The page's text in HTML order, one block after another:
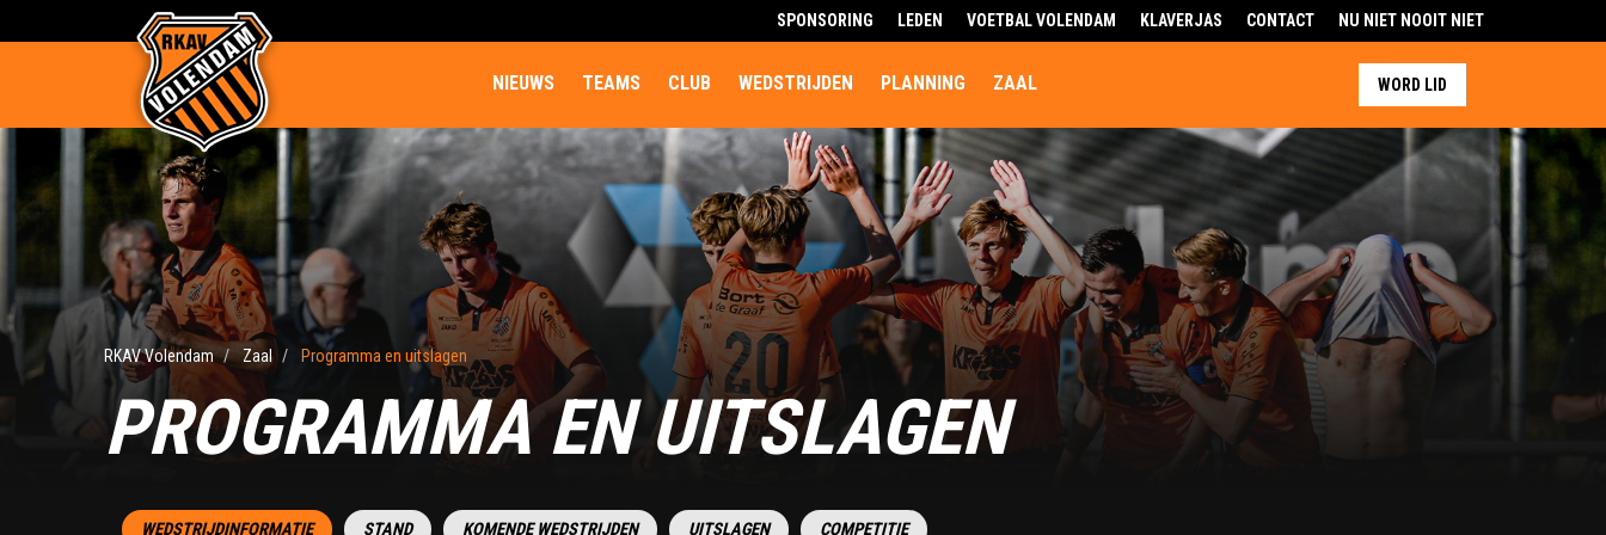
SPONSORING LEDEN VOETBAL VOLENDAM KLAVERJAS CONTACT NU NIET NOOIT NIET
NIEUWS TEAMS CLUB WEDSTRIJDEN PLANNING ZAAL WORD LID
RKAV Volendam Zaal Programma en uitslagen
PROGRAMMA EN UITSLAGEN
WEDSTRIJDINFORMATIE STAND KOMENDE WEDSTRIJDEN UITSLAGEN COMPETITIE